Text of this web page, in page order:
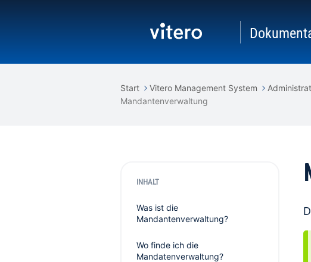
Start Vitero Management System
Mandantenverwaltung
INHALT
Was ist die
Mandantenverwaltung?
Wo finde ich die
Mandatenverwaltung?